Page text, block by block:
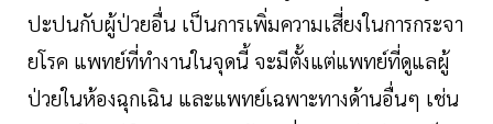
ปะปนกับผู้ป่วยอื่น เป็นการเพิ่มความเสี่ยงในการกระจา
ยโรค แพทย์ที่ทำงานในจุดนี้ จะมีตั้งแต่แพทย์ที่ดูแลผู้
ป่วยในห้องฉุกเฉิน และแพทย์เฉพาะทางด้านอื่นๆ เช่น